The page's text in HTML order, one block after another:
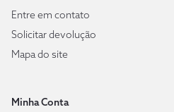
Entre em contato
Solicitar devolução
Mapa do site
Minha Conta